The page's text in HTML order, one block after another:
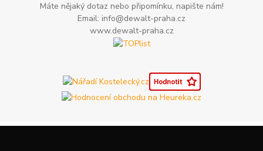
Máte nějaký dotaz nebo připomínku, napište nám!
Email: info@dewalt-praha.cz
www.dewalt-praha.cz